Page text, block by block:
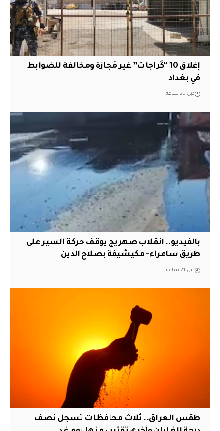
إغلاق 10 “كَراجات” غير مُجازة ومخالفة للضوابط
في بغداد
قبل 20 ساعة
بالفيديو.. انقلاب صهريج يوقف حركة السير على
طريق سامراء- مكيشيفة بصلاح الدين
قبل 21 ساعة
طقس العراق.. ثلاث محافظات تسجل نصف